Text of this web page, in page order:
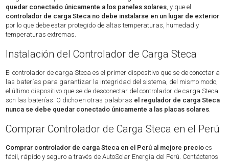
quedar conectado únicamente a los paneles solares, y que el
controlador de carga Steca no debe instalarse en un lugar de exterior
por lo que debe estar protegido de altas temperaturas, humedad y
temperaturas extremas.
Instalación del Controlador de Carga Steca
El controlador de carga Steca es el primer dispositivo que se de conectar a
las baterías para garantizar la integridad del sistema, del mismo modo,
el último dispositivo que se de desconectar del controlador de carga Steca
son las baterías. O dicho en otras palabras el regulador de carga Steca
nunca se debe quedar conectado únicamente a las placas solares.
Comprar Controlador de Carga Steca en el Perú
Comprar controlador de carga Steca en el Perú al mejore precio es
fácil, rápido y seguro a través de AutoSolar Energía del Perú. Contáctenos